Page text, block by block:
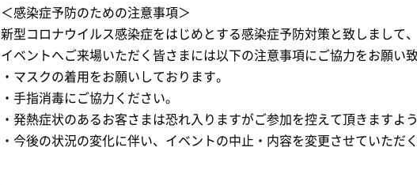
＜感染症予防のための注意事項＞
新型コロナウイルス感染症をはじめとする感染症予防対策と致しまして、
イベントへご来場いただく皆さまには以下の注意事項にご協力をお願い致
・マスクの着用をお願いしております。
・手指消毒にご協力ください。
・発熱症状のあるお客さまは恐れ入りますがご参加を控えて頂きますよ
・今後の状況の変化に伴い、イベントの中止・内容を変更させていただ